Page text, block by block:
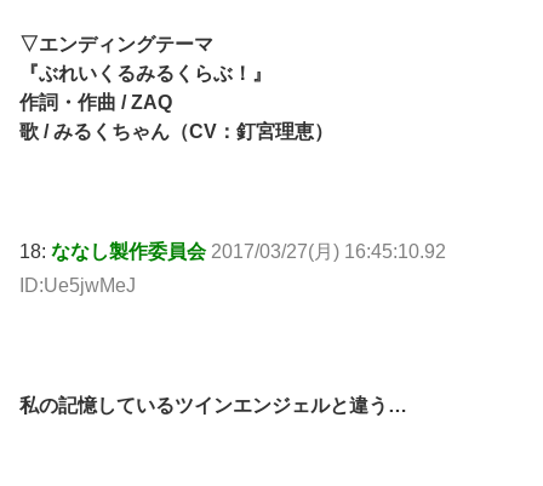
▽エンディングテーマ
『ぶれいくるみるくらぶ！』
作詞・作曲 / ZAQ
歌 / みるくちゃん（CV：釘宮理恵）
18: ななし製作委員会 2017/03/27(月) 16:45:10.92
ID:Ue5jwMeJ
私の記憶しているツインエンジェルと違う…